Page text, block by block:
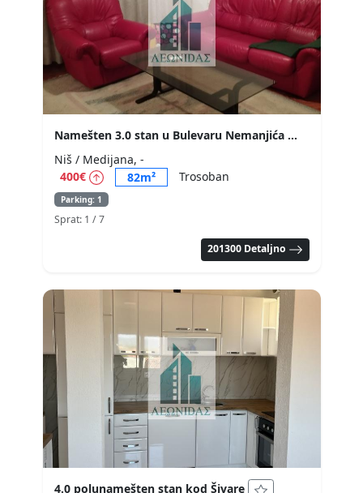
Namešten 3.0 stan u Bulevaru Nemanjića
Niš / Medijana, -
400€
82m² Trosoban
Parking: 1
Sprat: 1 / 7
201300 Detaljno
4.0 polunamešten stan kod Šivare